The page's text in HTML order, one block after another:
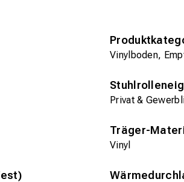
Vinylboden,
Privat &
Träger-
Vinyl